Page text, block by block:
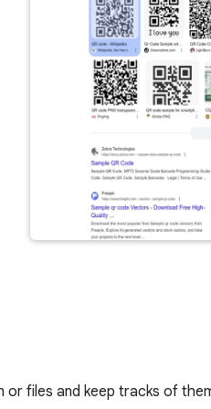
or files and keep tracks of